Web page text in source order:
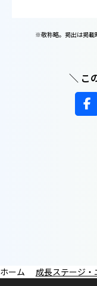
※敬称略。掲出は掲載
＼ こ
成長ステージ・